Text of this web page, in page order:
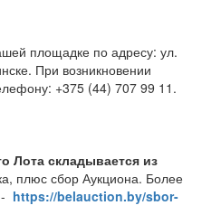
площадке по адресу: ул.
При возникновении
+375 (44) 707 99 11.
Лота складывается из
плюс сбор Аукциона. Более
https://belauction.by/sbor-